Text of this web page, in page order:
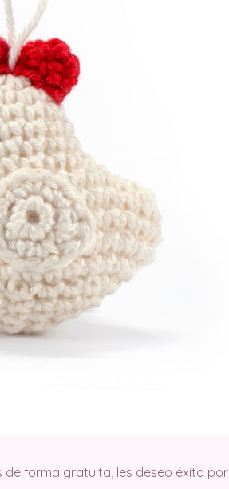
forma gratuita, les deseo éxito por